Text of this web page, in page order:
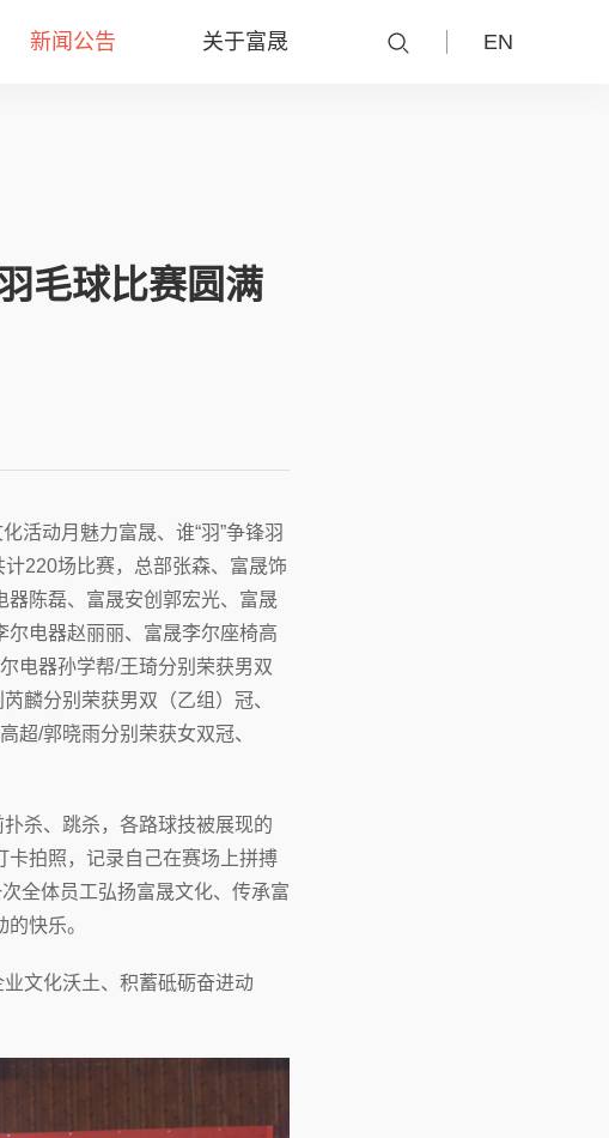
新闻公告 关于富晟 EN
毛球比赛圆满
动月魅力富晟、谁“羽”争锋羽
220场比赛，总部张森、富晟饰
陈磊、富晟安创郭宏光、富晟
电器赵丽丽、富晟李尔座椅高
电器孙学帮/王琦分别荣获男双
麟分别荣获男双（乙组）冠、
超/郭晓雨分别荣获女双冠、
杀、跳杀，各路球技被展现的
卡拍照，记录自己在赛场上拼搏
全体员工弘扬富晟文化、传承富
快乐。
文化沃土、积蓄砥砺奋进动